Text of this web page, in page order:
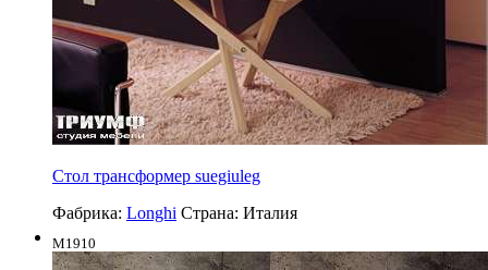
Стол трансформер suegiuleg
Фабрика: Longhi Страна: Италия
M1910